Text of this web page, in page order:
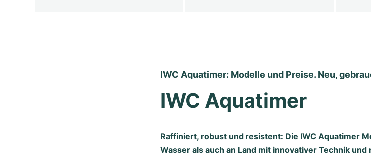
IWC Aquatimer: Modelle und Preise. Neu,
IWC Aquatimer
Raffiniert, robust und resistent: Die IWC Aquatimer
Wasser als auch an Land mit innovativer Technik